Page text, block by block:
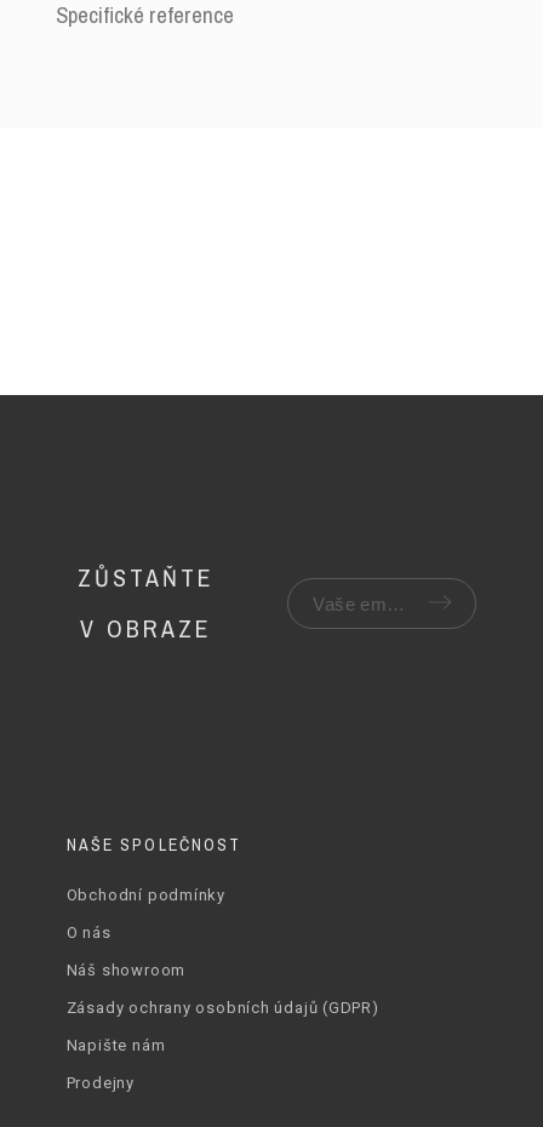
Specifické reference
ZŮSTAŇTE
V OBRAZE
NAŠE SPOLEČNOST
Obchodní podmínky
O nás
Náš showroom
Zásady ochrany osobních údajů (GDPR)
Napište nám
Prodejny